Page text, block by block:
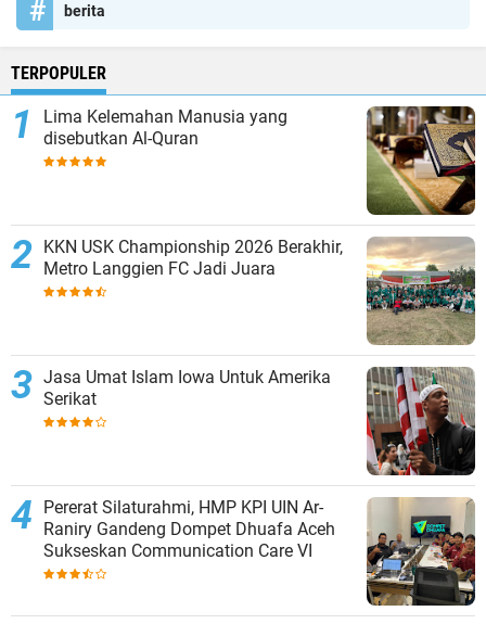
berita
TERPOPULER
Lima Kelemahan Manusia yang
disebutkan Al-Quran
KKN USK Championship 2026 Berakhir,
Metro Langgien FC Jadi Juara
Jasa Umat Islam Iowa Untuk Amerika
Serikat
Pererat Silaturahmi, HMP KPI UIN Ar-
Raniry Gandeng Dompet Dhuafa Aceh
Sukseskan Communication Care VI